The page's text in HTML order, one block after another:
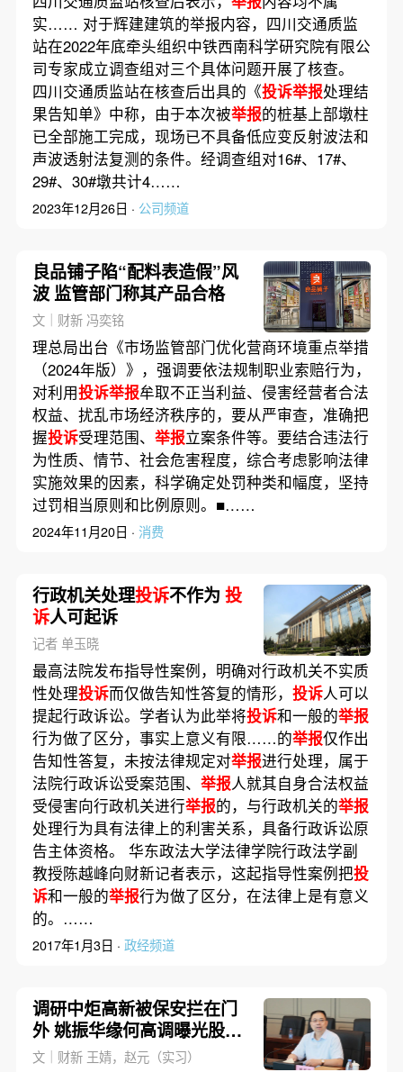
实…… 对于辉建建筑的举报内容，四川交通质监
站在2022年底牵头组织中铁西南科学研究院有限公
司专家成立调查组对三个具体问题开展了核查。
四川交通质监站在核查后出具的《投诉举报处理结
果告知单》中称，由于本次被举报的桩基上部墩柱
已全部施工完成，现场已不具备低应变反射波法和
声波透射法复测的条件。经调查组对16#、17#、
29#、30#墩共计4……
2023年12月26日 · 公司频道
良品铺子陷“配料表造假”风
波 监管部门称其产品合格
文｜财新 冯奕铭
理总局出台《市场监管部门优化营商环境重点举措
（2024年版）》，强调要依法规制职业索赔行为，
对利用投诉举报牟取不正当利益、侵害经营者合法
权益、扰乱市场经济秩序的，要从严审查，准确把
握投诉受理范围、 举报立案条件等。要结合违法行
为性质、情节、社会危害程度，综合考虑影响法律
实施效果的因素，科学确定处罚种类和幅度，坚持
过罚相当原则和比例原则。■……
2024年11月20日 · 消费
行政机关处理投诉不作为 投
诉人可起诉
记者 单玉晓
最高法院发布指导性案例，明确对行政机关不实质
性处理投诉而仅做告知性答复的情形， 投诉人可以
提起行政诉讼。学者认为此举将投诉和一般的举报
行为做了区分，事实上意义有限……的举报仅作出
告知性答复，未按法律规定对举报进行处理，属于
法院行政诉讼受案范围、 举报人就其自身合法权益
受侵害向行政机关进行举报的，与行政机关的举报
处理行为具有法律上的利害关系，具备行政诉讼原
告主体资格。 华东政法大学法律学院行政法学副
教授陈越峰向财新记者表示，这起指导性案例把投
诉和一般的举报行为做了区分，在法律上是有意义
的。……
2017年1月3日 · 政经频道
调研中炬高新被保安拦在门
外 姚振华缘何高调曝光股东
斗争？
文｜财新 王婧，赵元（实习）